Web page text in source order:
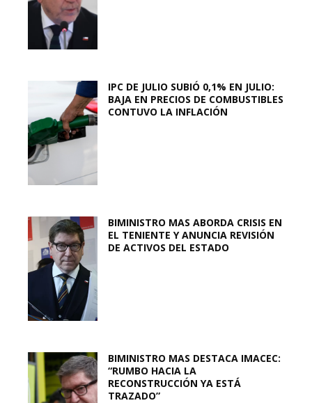
IPC DE JULIO SUBIÓ 0,1% EN JULIO:
BAJA EN PRECIOS DE COMBUSTIBLES
CONTUVO LA INFLACIÓN
BIMINISTRO MAS ABORDA CRISIS EN
EL TENIENTE Y ANUNCIA REVISIÓN
DE ACTIVOS DEL ESTADO
BIMINISTRO MAS DESTACA IMACEC:
“RUMBO HACIA LA
RECONSTRUCCIÓN YA ESTÁ
TRAZADO”